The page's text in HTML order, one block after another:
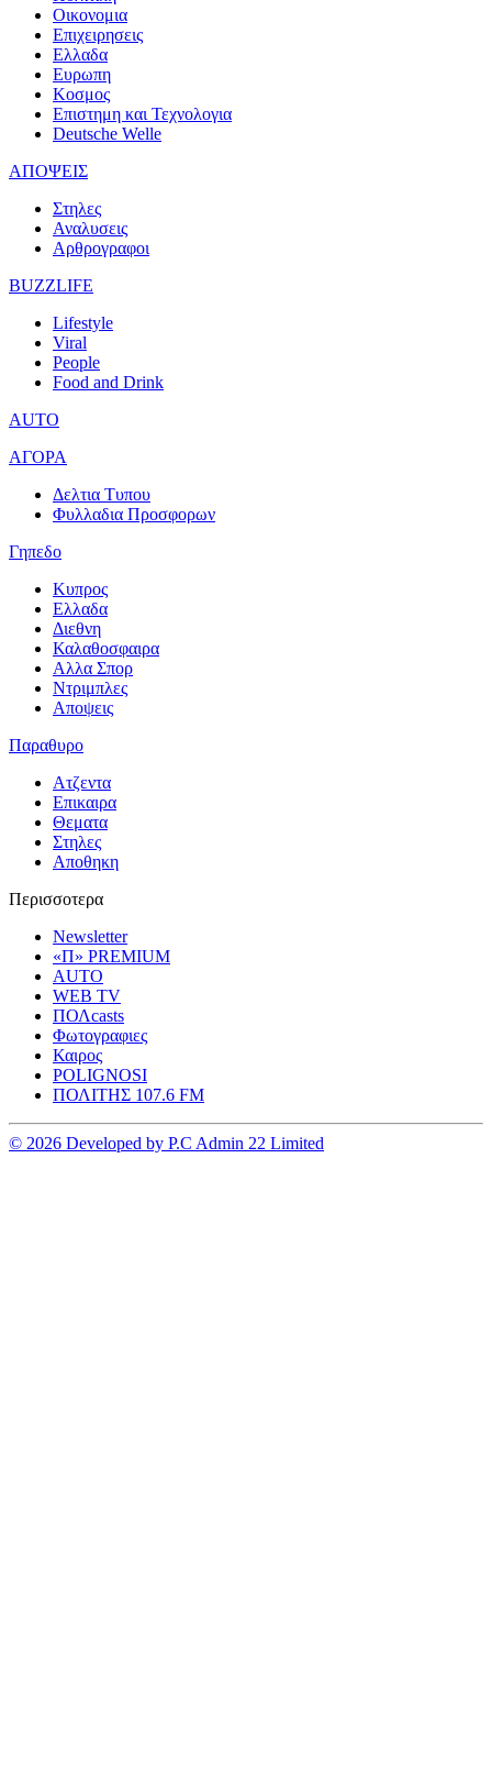
Οικονομια
Επιχειρησεις
Ελλαδα
Ευρωπη
Κοσμος
Επιστημη και Τεχνολογια
Deutsche Welle
ΑΠΟΨΕΙΣ
Στηλες
Αναλυσεις
Αρθρογραφοι
BUZZLIFE
Lifestyle
Viral
People
Food and Drink
AUTO
ΑΓΟΡΑ
Δελτια Τυπου
Φυλλαδια Προσφορων
Γηπεδο
Κυπρος
Ελλαδα
Διεθνη
Καλαθοσφαιρα
Αλλα Σπορ
Ντριμπλες
Αποψεις
Παραθυρο
Ατζεντα
Επικαιρα
Θεματα
Στηλες
Αποθηκη
Περισσοτερα
Newsletter
«Π» PREMIUM
AUTO
WEB TV
ΠΟΛcasts
Φωτογραφιες
Καιρος
POLIGNOSI
ΠΟΛΙΤΗΣ 107.6 FM
© 2026 Developed by P.C Admin 22 Limited